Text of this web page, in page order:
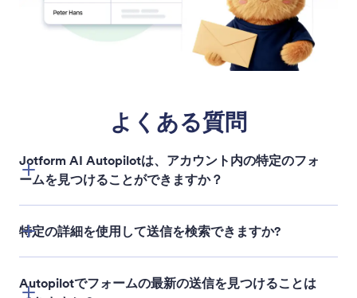
よくある質問
Jotform AI Autopilotは、アカウント内の特定のフォ
ームを見つけることができますか？
特定の詳細を使用して送信を検索できますか?
Autopilotでフォームの最新の送信を見つけることは